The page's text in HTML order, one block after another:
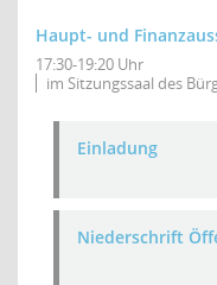
Haupt- und
17:30-19:20 Uhr
im Sitzungssaal des
Einladung
Niederschrift